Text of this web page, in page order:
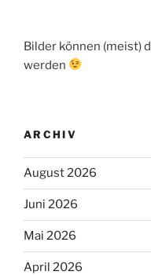
Bilder können (meist)
werden
ARCHIV
August 2026
Juni 2026
Mai 2026
April 2026